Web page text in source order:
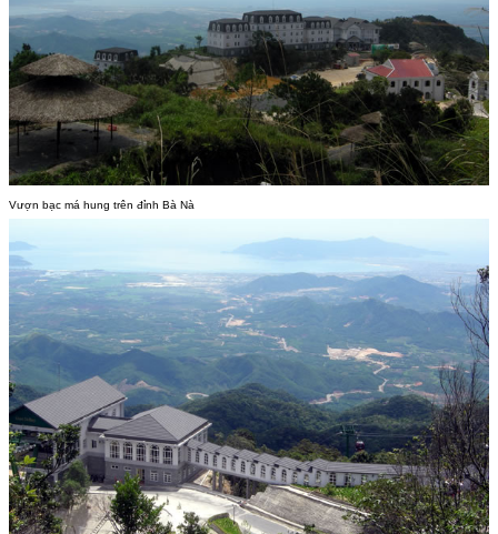
Vượn bạc má hung trên đỉnh Bà Nà